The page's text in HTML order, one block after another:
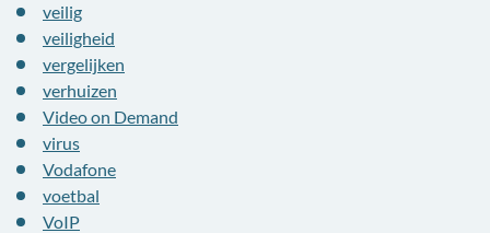
veilig
veiligheid
vergelijken
verhuizen
Video on Demand
virus
Vodafone
voetbal
VoIP